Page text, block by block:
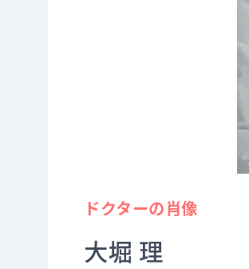
ドクターの肖像
大堀 理